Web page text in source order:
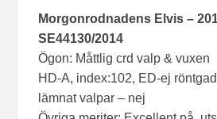
Morgonrodnadens Elvis –
SE44130/2014
Ögon: Måttlig crd valp & vuxen
HD-A, index:102, ED-ej röntgad
lämnat valpar – nej